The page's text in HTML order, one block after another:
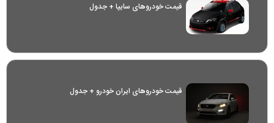
قیمت خودرو‌های سایپا + جدول
قیمت خودرو‌های ایران خودرو + جدول